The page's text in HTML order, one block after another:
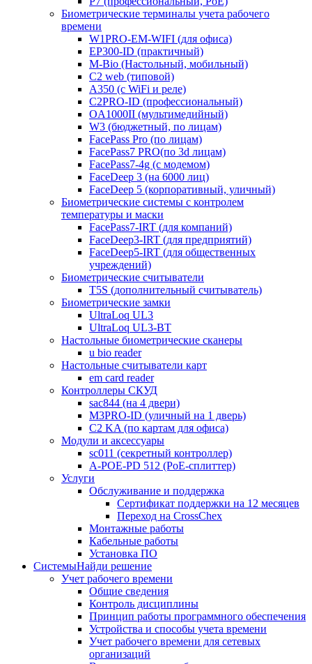
Биометрические терминалы учета рабочего
времени
W1PRO-EM-WIFI (для офиса)
EP300-ID (практичный)
M-Bio (Настольный, мобильный)
С2 web (типовой)
A350 (с WiFi и реле)
C2PRO-ID (профессиональный)
OA1000II (мультимедийный)
W3 (бюджетный, по лицам)
FacePass Pro (по лицам)
FacePass7 PRO(по 3d лицам)
FacePass7-4g (с модемом)
FaceDeep 3 (на 6000 лиц)
FaceDeep 5 (корпоративный, уличный)
Биометрические системы с контролем
температуры и маски
FacePass7-IRT (для компаний)
FaceDeep3-IRT (для предприятий)
FaceDeep5-IRT (для общественных
учреждений)
Биометрические считыватели
T5S (дополнительный считыватель)
Биометрические замки
UltraLoq UL3
UltraLoq UL3-BT
Настольные биометрические сканеры
u bio reader
Настольные считыватели карт
em card reader
Контроллеры СКУД
sac844 (на 4 двери)
M3PRO-ID (уличный на 1 дверь)
C2 KA (по картам для офиса)
Модули и аксессуары
sc011 (секретный контроллер)
A-POE-PD 512 (PoE-сплиттер)
Услуги
Обслуживание и поддержка
Сертификат поддержки на 12 месяцев
Переход на CrossChex
Монтажные работы
Кабельные работы
Установка ПО
СистемыНайди решение
Учет рабочего времени
Общие сведения
Контроль дисциплины
Принцип работы программного обеспечения
Устройства и способы учета времени
Учет рабочего времени для сетевых
организаций